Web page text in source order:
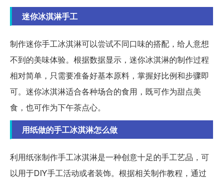
迷你冰淇淋手工
制作迷你手工冰淇淋可以尝试不同口味的搭配，给人意想
不到的美味体验。根据数据显示，迷你冰淇淋的制作过程
相对简单，只需要准备好基本原料，掌握好比例和步骤即
可。迷你冰淇淋适合各种场合的食用，既可作为甜点美
食，也可作为下午茶点心。
用纸做的手工冰淇淋怎么做
利用纸张制作手工冰淇淋是一种创意十足的手工艺品，可
以用于DIY手工活动或者装饰。根据相关制作教程，通过